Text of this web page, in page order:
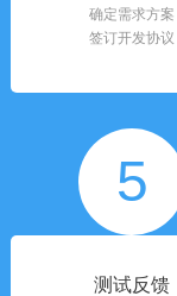
确定需求方案
签订开发协议
5
测试反馈